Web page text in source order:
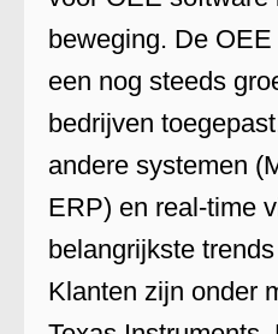
beweging. De
een nog steeds
bedrijven
andere systemen
ERP) en real-time
belangrijkste
Klanten zijn onder